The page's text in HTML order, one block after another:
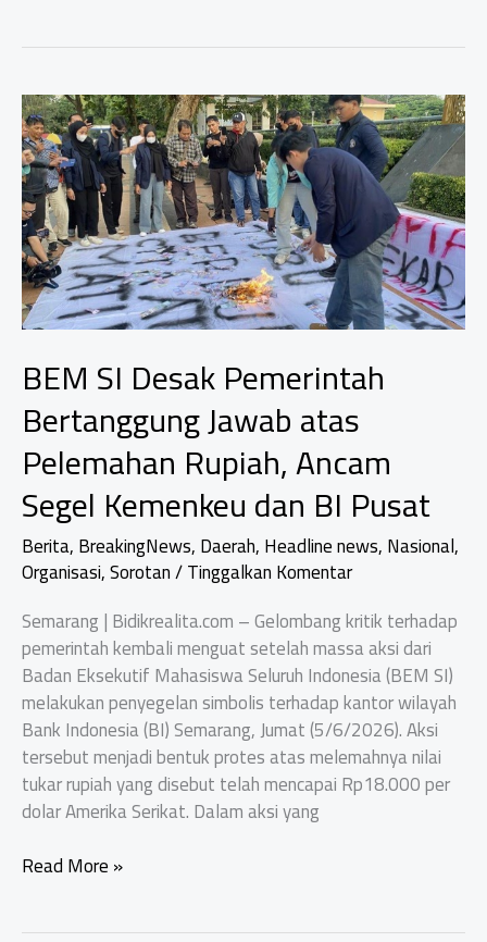
Fokus
Selesaikan
Sengketa
Aset
dan
Permasalahan
Agraria
BEM SI Desak Pemerintah
Bertanggung Jawab atas
Pelemahan Rupiah, Ancam
Segel Kemenkeu dan BI Pusat
Berita,BreakingNews,Daerah,Headline news,Nasional,
Organisasi,Sorotan/Tinggalkan Komentar
Semarang | Bidikrealita.com – Gelombang kritik terhadap
pemerintah kembali menguat setelah massa aksi dari
Badan Eksekutif Mahasiswa Seluruh Indonesia (BEM SI)
melakukan penyegelan simbolis terhadap kantor wilayah
Bank Indonesia (BI) Semarang, Jumat (5/6/2026). Aksi
tersebut menjadi bentuk protes atas melemahnya nilai
tukar rupiah yang disebut telah mencapai Rp18.000 per
dolar Amerika Serikat. Dalam aksi yang
BEM
Read More »